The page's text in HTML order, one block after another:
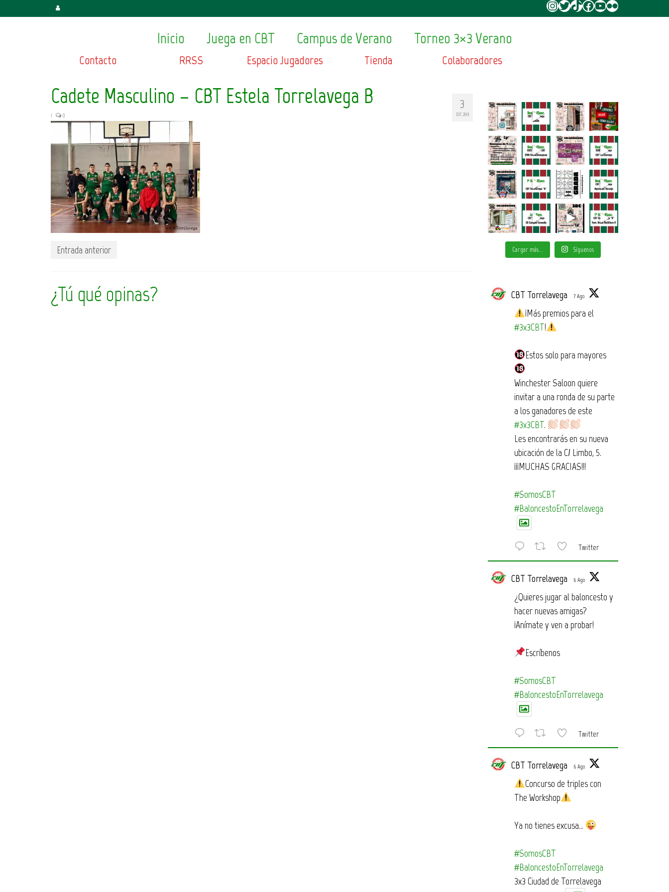
Instagram
Twitter
TikTokFacebook
YouTube
Flickr
Inicio Juega en CBT Campus de Verano Torneo 3×3 Verano
Contacto RRSS Espacio Jugadores Tienda Colaboradores
3
DIC 2019
Cadete Masculino – CBT Estela Torrelavega B
| 0
Entrada anterior
¿Tú qué opinas?
Cargar más... Síguenos
CBT Torrelavega 7 Ago
¡Más premios para el
#3x3CBT!
Estos solo para mayores
Winchester Saloon quiere
invitar a una ronda de su parte
a los ganadores de este
#3x3CBT.
Les encontrarás en su nueva
ubicación de la C/ Limbo, 5.
¡¡¡MUCHAS GRACIAS!!!
#SomosCBT
#BaloncestoEnTorrelavega
Twitter
CBT Torrelavega 6 Ago
¿Quieres jugar al baloncesto y
hacer nuevas amigas?
¡Anímate y ven a probar!
Escríbenos
#SomosCBT
#BaloncestoEnTorrelavega
Twitter
CBT Torrelavega 6 Ago
Concurso de triples con
The Workshop
Ya no tienes excusa…
#SomosCBT
#BaloncestoEnTorrelavega
3x3 Ciudad de Torrelavega